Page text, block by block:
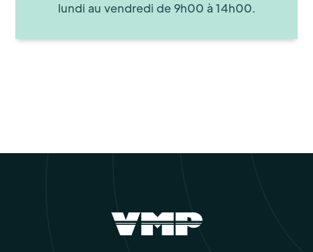
lundi au vendredi de 9h00 à 14h00.